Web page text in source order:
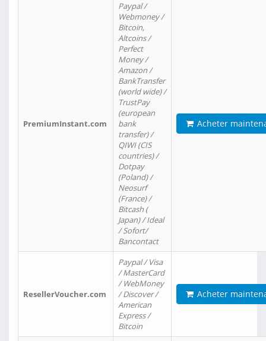
PremiumInstant.com
Paypal /
Webmoney /
Bitcoin,
Altcoins /
Perfect
Money /
Amazon /
BankTransfer
(world wide) /
TrustPay
(european
bank
transfer) /
QIWI (CIS
countries) /
Dotpay
(Poland) /
Neosurf
(France) /
Bitcash (
Japan) / Ideal
/ Sofort/
Bancontact
Acheter
ResellerVoucher.com
Paypal / Visa
/ MasterCard
/ WebMoney
/ Discover /
American
Express /
Bitcoin
Acheter